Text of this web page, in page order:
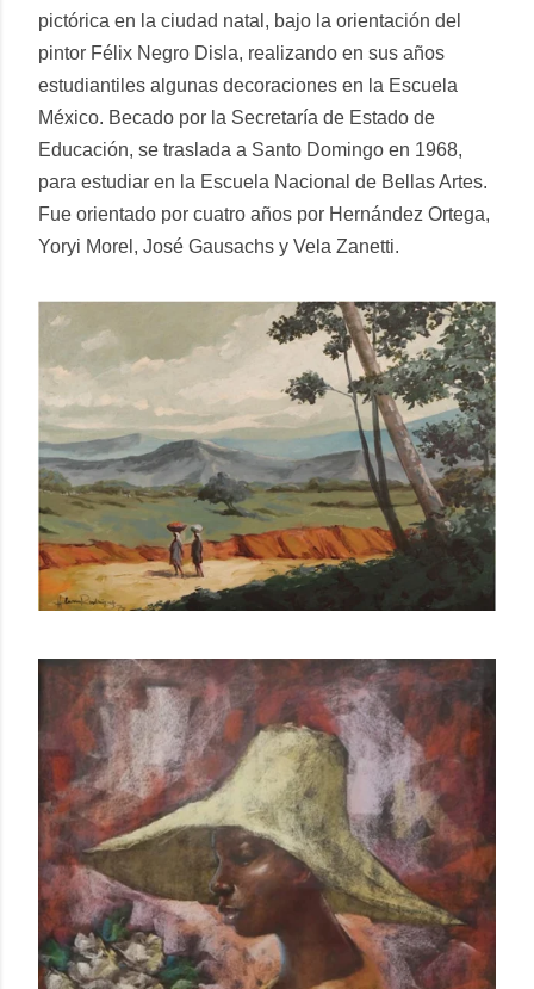
pictórica en la ciudad natal, bajo la orientación del
pintor Félix Negro Disla, realizando en sus años
estudiantiles algunas decoraciones en la Escuela
México. Becado por la Secretaría de Estado de
Educación, se traslada a Santo Domingo en 1968,
para estudiar en la Escuela Nacional de Bellas Artes.
Fue orientado por cuatro años por Hernández Ortega,
Yoryi Morel, José Gausachs y Vela Zanetti.